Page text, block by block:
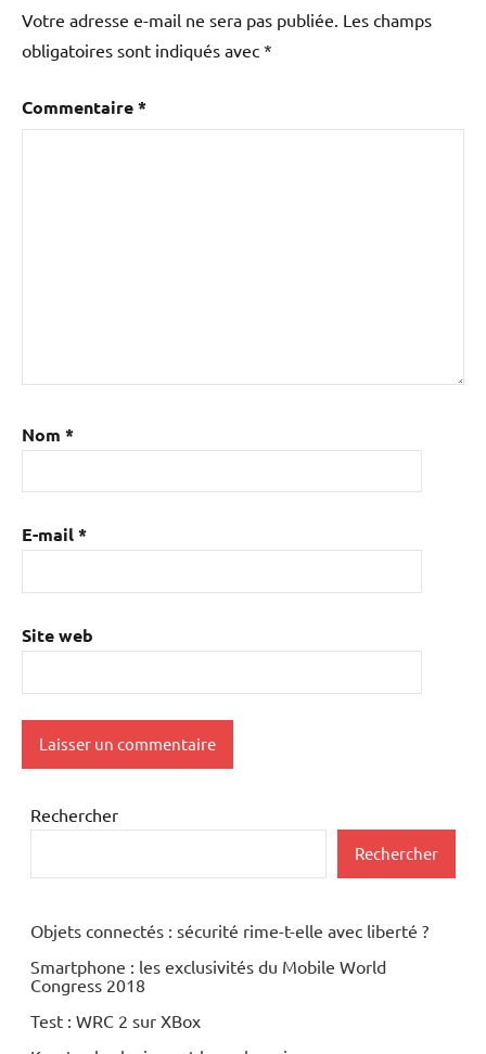
Votre adresse e-mail ne sera pas publiée. Les champs
obligatoires sont indiqués avec *
Commentaire*
Nom *
E-mail*
Site web
Rechercher
Rechercher
Objets connectés : sécurité rime-t-elle avec liberté ?
Smartphone : les exclusivités du Mobile World
Congress 2018
Test : WRC 2 sur XBox